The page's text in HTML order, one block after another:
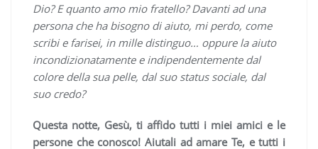
Dio? E quanto amo mio fratello? Davanti ad una
persona che ha bisogno di aiuto, mi perdo, come
scribi e farisei, in mille distinguo… oppure la aiuto
incondizionatamente e indipendentemente dal
colore della sua pelle, dal suo status sociale, dal
suo credo?
Questa notte, Gesù, ti affido tutti i miei amici e le
persone che conosco! Aiutali ad amare Te, e tutti i